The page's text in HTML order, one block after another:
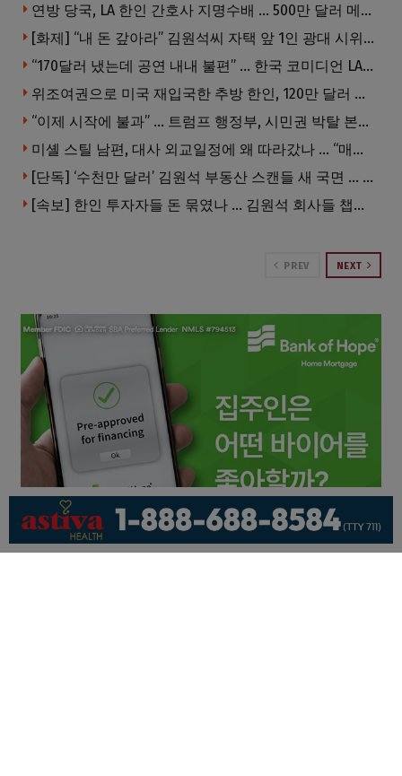
연방 당국, LA 한인 간호사 지명수배 … 500만 달러 메디캐어 사기, 선고 직전 한국 도주
[화제] “내 돈 갚아라” 김원석씨 자택 앞 1인 광대 시위 … 한인 투자사, “108만 달러 못받아”
“170달러 냈는데 공연 내내 불편” … 한국 코미디언 LA공연, 음향 불량에 외모 비하 개그 논란
위조여권으로 미국 재입국한 추방 한인, 120만 달러 은행 사기 행각
“이제 시작에 불과” … 트럼프 행정부, 시민권 박탈 본격화
미셸 스틸 남편, 대사 외교일정에 왜 따라갔나 … “매우 이례적”
[단독] ‘수천만 달러’ 김원석 부동산 스캔들 새 국면 … 한인 투자자들 소송 잇따라 ‘디폴트’ 절차
[속보] 한인 투자자들 돈 묶였나 … 김원석 회사들 챕터7 강제파산·자진파산 잇따라 신청
PREV NEXT